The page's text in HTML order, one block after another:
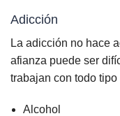
Adicción
La adicción no hace
afianza puede ser
trabajan con todo
Alcohol